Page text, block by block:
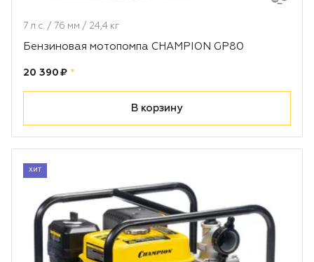
7 л.с. / 76 мм / 24,4 кг
Бензиновая мотопомпа CHAMPION GP80
Цена:
20 390 ₽ рублей
*
В корзину
ХИТ